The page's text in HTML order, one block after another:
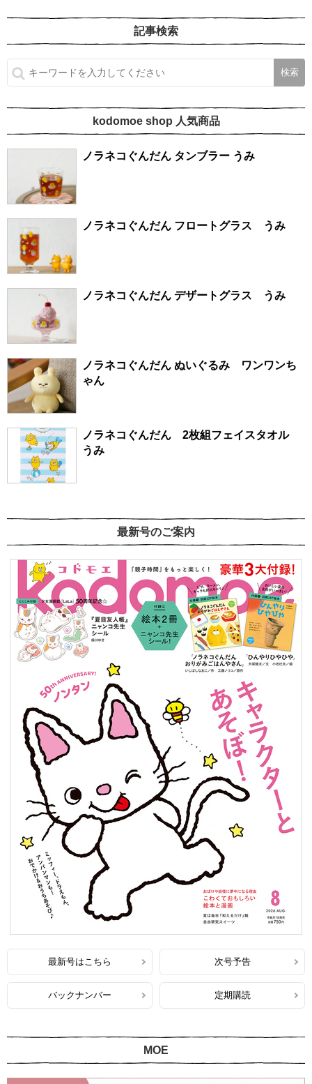
記事検索
kodomoe shop 人気商品
ノラネコぐんだん タンブラー うみ
ノラネコぐんだん フロートグラス うみ
ノラネコぐんだん デザートグラス うみ
ノラネコぐんだん ぬいぐるみ ワンワンち
ゃん
ノラネコぐんだん 2枚組フェイスタオル
うみ
最新号のご案内
最新号はこちら 次号予告
バックナンバー 定期購読
MOE